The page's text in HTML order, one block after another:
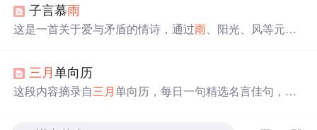
后详细介绍了具体的开采方法。
子言慕雨
这是一首关于爱与矛盾的情诗，通过雨 、阳光、风等元素
三月单向历
这段内容摘录自三月单向历，每日一句精选名言佳句，涵